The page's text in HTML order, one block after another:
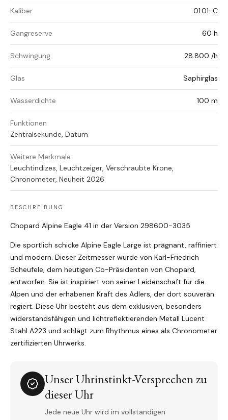
Kaliber 01.01-C
Gangreserve 60 h
Schwingung 28.800 /h
Glas Saphirglas
Wasserdichte 100 m
Funktionen
Zentralsekunde, Datum
Weitere Merkmale
Leuchtindizes, Leuchtzeiger, Verschraubte Krone,
Chronometer, Neuheit 2026
BESCHREIBUNG
Chopard Alpine Eagle 41 in der Version 298600-3035
Die sportlich schicke Alpine Eagle Large ist prägnant, raffiniert
und modern. Dieser Zeitmesser wurde von Karl-Friedrich
Scheufele, dem heutigen Co-Präsidenten von Chopard,
entworfen. Sie ist inspiriert von seiner Leidenschaft für die
Alpen und der erhabenen Kraft des Adlers, der dort souverän
regiert. Diese Uhr besteht aus dem exklusiven, besonders
widerstandsfähigen und lichtreflektierenden Metall Lucent
Stahl A223 und schlägt zum Rhythmus eines als Chronometer
zertifizierten Uhrwerks.
Unser Uhrinstinkt-Versprechen zu
dieser Uhr
Jede neue Uhr wird im vollständigen